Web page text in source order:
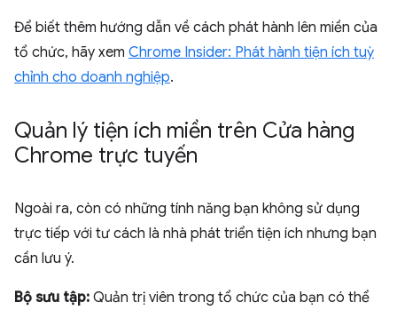
Để biết thêm hướng dẫn về cách phát hành lên miền của
tổ chức, hãy xem Chrome Insider: Phát hành tiện ích tuỳ
chỉnh cho doanh nghiệp.
Quản lý tiện ích miền trên Cửa hàng
Chrome trực tuyến
Ngoài ra, còn có những tính năng bạn không sử dụng
trực tiếp với tư cách là nhà phát triển tiện ích nhưng bạn
cần lưu ý.
Bộ sưu tập: Quản trị viên trong tổ chức của bạn có thể